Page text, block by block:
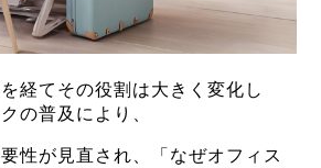
経てその役割は大きく変化し
の普及により、
性が見直され、「なぜオフィス